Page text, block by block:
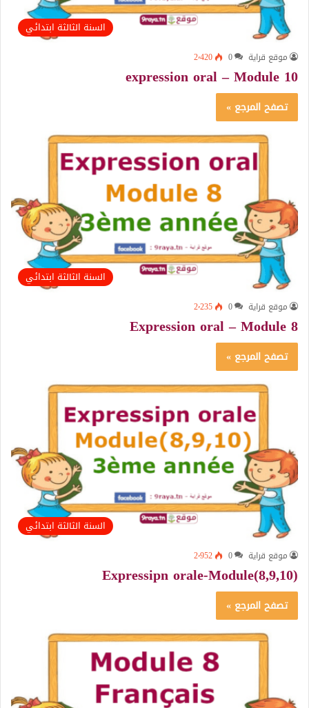
السنة الثالثة ابتدائي
موقع قراية 0 2٬420
expression oral – Module 10
تصفح المرجع »
السنة الثالثة ابتدائي
موقع قراية 0 2٬235
Expression oral – Module 8
تصفح المرجع »
السنة الثالثة ابتدائي
موقع قراية 0 2٬952
(Expressipn orale-Module(8,9,10
تصفح المرجع »